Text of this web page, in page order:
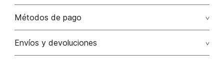
Métodos de pago
Tarjetas de crédito: Visa, Dinners, Master Card y American
Envíos y devoluciones